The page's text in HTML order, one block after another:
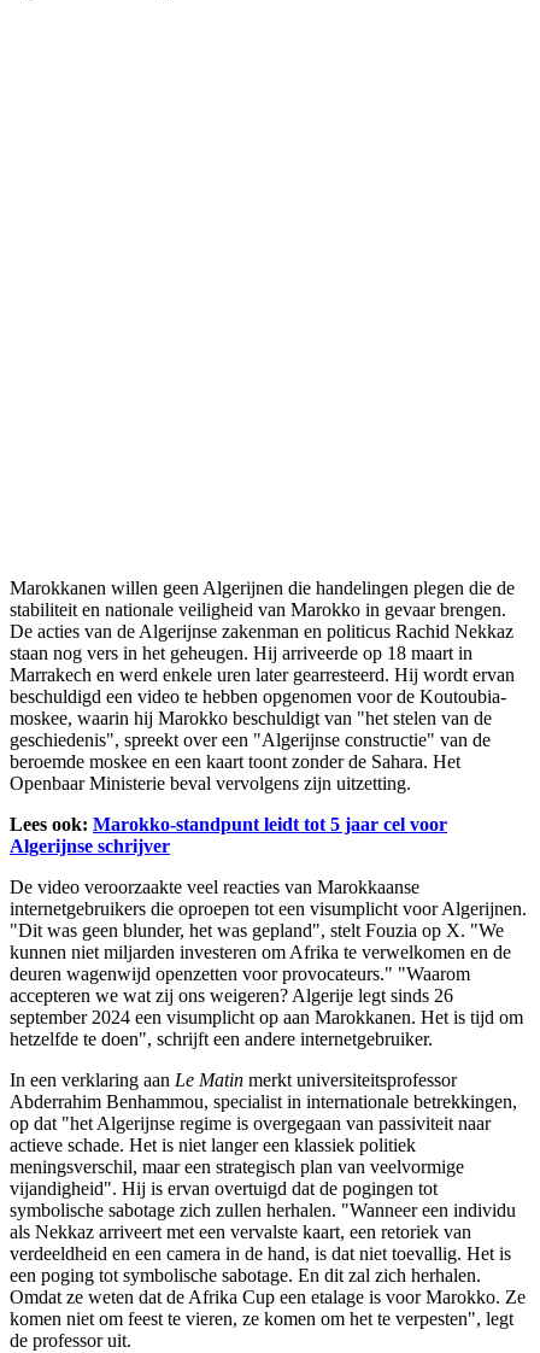
Marokkanen willen geen Algerijnen die handelingen plegen die de
stabiliteit en nationale veiligheid van Marokko in gevaar brengen.
De acties van de Algerijnse zakenman en politicus Rachid Nekkaz
staan nog vers in het geheugen. Hij arriveerde op 18 maart in
Marrakech en werd enkele uren later gearresteerd. Hij wordt ervan
beschuldigd een video te hebben opgenomen voor de Koutoubia-
moskee, waarin hij Marokko beschuldigt van "het stelen van de
geschiedenis", spreekt over een "Algerijnse constructie" van de
beroemde moskee en een kaart toont zonder de Sahara. Het
Openbaar Ministerie beval vervolgens zijn uitzetting.
Lees ook: Marokko-standpunt leidt tot 5 jaar cel voor
Algerijnse schrijver
De video veroorzaakte veel reacties van Marokkaanse
internetgebruikers die oproepen tot een visumplicht voor Algerijnen.
"Dit was geen blunder, het was gepland", stelt Fouzia op X. "We
kunnen niet miljarden investeren om Afrika te verwelkomen en de
deuren wagenwijd openzetten voor provocateurs." "Waarom
accepteren we wat zij ons weigeren? Algerije legt sinds 26
september 2024 een visumplicht op aan Marokkanen. Het is tijd om
hetzelfde te doen", schrijft een andere internetgebruiker.
In een verklaring aan Le Matin merkt universiteitsprofessor
Abderrahim Benhammou, specialist in internationale betrekkingen,
op dat "het Algerijnse regime is overgegaan van passiviteit naar
actieve schade. Het is niet langer een klassiek politiek
meningsverschil, maar een strategisch plan van veelvormige
vijandigheid". Hij is ervan overtuigd dat de pogingen tot
symbolische sabotage zich zullen herhalen. "Wanneer een individu
als Nekkaz arriveert met een vervalste kaart, een retoriek van
verdeeldheid en een camera in de hand, is dat niet toevallig. Het is
een poging tot symbolische sabotage. En dit zal zich herhalen.
Omdat ze weten dat de Afrika Cup een etalage is voor Marokko. Ze
komen niet om feest te vieren, ze komen om het te verpesten", legt
de professor uit.